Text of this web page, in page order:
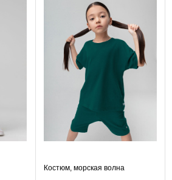
Костюм, морская волна